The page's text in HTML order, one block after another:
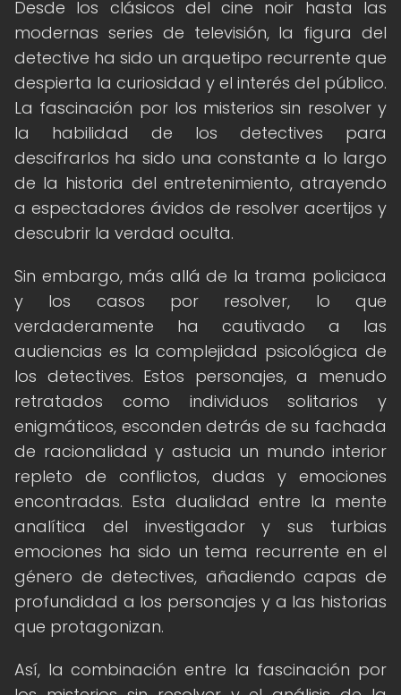
Desde los clásicos del cine noir hasta las
modernas series de televisión, la figura del
detective ha sido un arquetipo recurrente que
despierta la curiosidad y el interés del público.
La fascinación por los misterios sin resolver y
la habilidad de los detectives para
descifrarlos ha sido una constante a lo largo
de la historia del entretenimiento, atrayendo
a espectadores ávidos de resolver acertijos y
descubrir la verdad oculta.
Sin embargo, más allá de la trama policiaca
y los casos por resolver, lo que
verdaderamente ha cautivado a las
audiencias es la complejidad psicológica de
los detectives. Estos personajes, a menudo
retratados como individuos solitarios y
enigmáticos, esconden detrás de su fachada
de racionalidad y astucia un mundo interior
repleto de conflictos, dudas y emociones
encontradas. Esta dualidad entre la mente
analítica del investigador y sus turbias
emociones ha sido un tema recurrente en el
género de detectives, añadiendo capas de
profundidad a los personajes y a las historias
que protagonizan.
Así, la combinación entre la fascinación por